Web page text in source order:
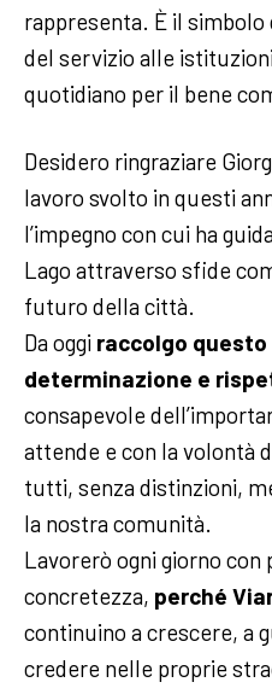
rappresenta. È il
del servizio alle
quotidiano per il bene
Desidero ringraziare
lavoro svolto in questi
l’impegno con cui ha
Lago attraverso sfide
futuro della città.
Da oggi raccolgo
determinazione e
consapevole
attende e con la volontà
tutti, senza distinzioni,
la nostra comunità.
Lavorerò ogni giorno con
concretezza, perché
continuino a crescere, a
credere nelle proprie